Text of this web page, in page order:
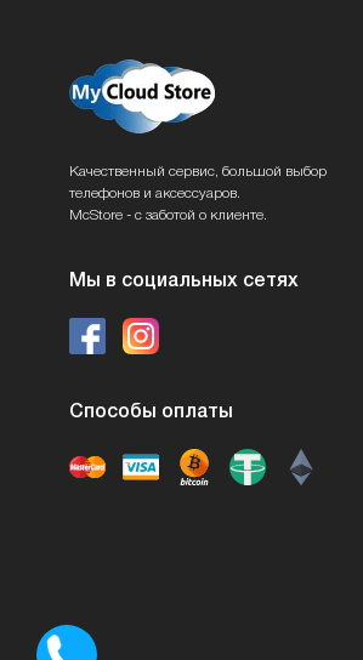
Качественный сервис, большой выбор
телефонов и аксессуаров.
McStore - с заботой о клиенте.
Мы в социальных сетях
Способы оплаты